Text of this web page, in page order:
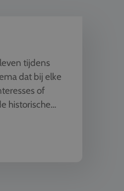
tijdens
dat bij elke
of
historische